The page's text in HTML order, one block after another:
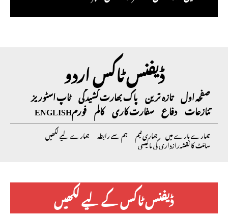
ڈیفنس ٹاکس اردو
صفحہ اول تازہ ترین پاک بھارت کشیدگی ٹاپ اسٹوریز
تنازعات دفاع سفارت کاری کالم فورمENGLISH
ہمارے بارے میں ہماری ٹیم ہم سے رابطہ ہمارے لیے لکھیں
سائٹ کا نقشہرازداری کی پالیسی
ڈیفنس ٹاکس کے لیے لکھیں